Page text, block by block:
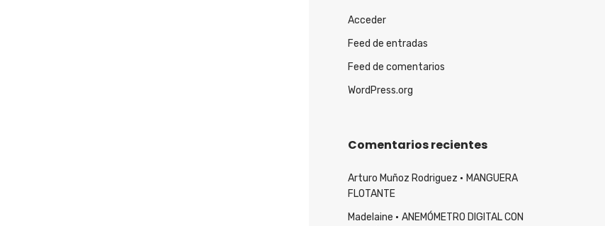
Acceder
Feed de entradas
Feed de comentarios
WordPress.org
Comentarios recientes
Arturo Muñoz Rodriguez
MANGUERA
FLOTANTE
Madelaine
ANEMÓMETRO DIGITAL CON